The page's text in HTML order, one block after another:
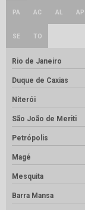
PA AC AL AP
SE TO
Rio de Janeiro
Duque de Caxias
Niterói
São João de Meriti
Petrópolis
Magé
Mesquita
Barra Mansa